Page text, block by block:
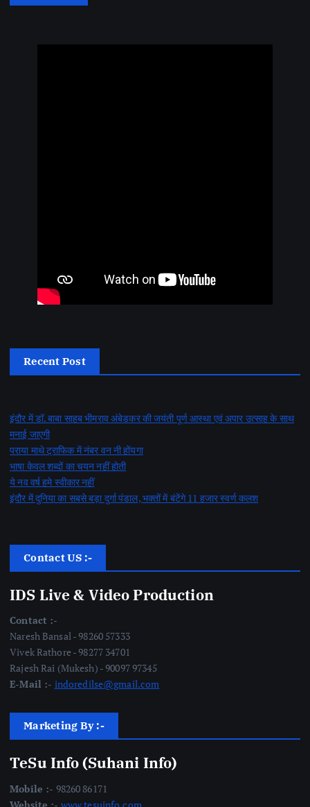
Recent Post
इंदौर में डॉ. बाबा साहब भीमराव अंबेडकर की जयंती पूर्ण आस्था एवं अपार उत्साह के साथ
मनाई जाएगी
पराया माथे ट्राफिक में नंबर वन नी होंयगा
भाषा केवल शब्दों का चयन नहीं होती
ये नव वर्ष हमे स्वीकार नहीं
इंदौर में दुनिया का सबसे बड़ा दुर्गा पंडाल, भक्तों में बंटेंगे 11 हजार स्वर्ण कलश
Contact US :-
IDS Live & Video Production
Contact :-
Naresh Bansal - 98260 57333
Vivek Rathore - 98277 34701
Rajesh Rai (Mukesh) - 90097 97345
E-Mail :- indoredilse@gmail.com
Marketing By :-
TeSu Info (Suhani Info)
Mobile :- 98260 86171
Website :- www.tesuinfo.com